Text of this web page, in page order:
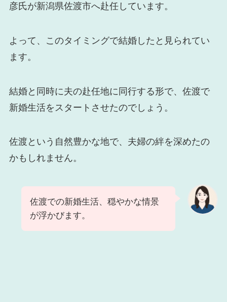
彦氏が新潟県佐渡市へ赴任しています。
よって、このタイミングで結婚したと見られてい
ます。
結婚と同時に夫の赴任地に同行する形で、佐渡で
新婚生活をスタートさせたのでしょう。
佐渡という自然豊かな地で、夫婦の絆を深めたの
かもしれません。
佐渡での新婚生活、穏やかな情景
が浮かびます。